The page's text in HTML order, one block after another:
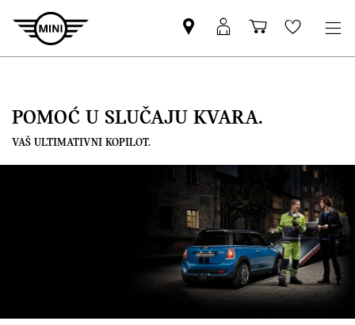
Pronađite
MINI
MyMini
prijava
KošaricaWishlist
POMOĆ U SLUČAJU KVARA.
VAŠ ULTIMATIVNI KOPILOT.